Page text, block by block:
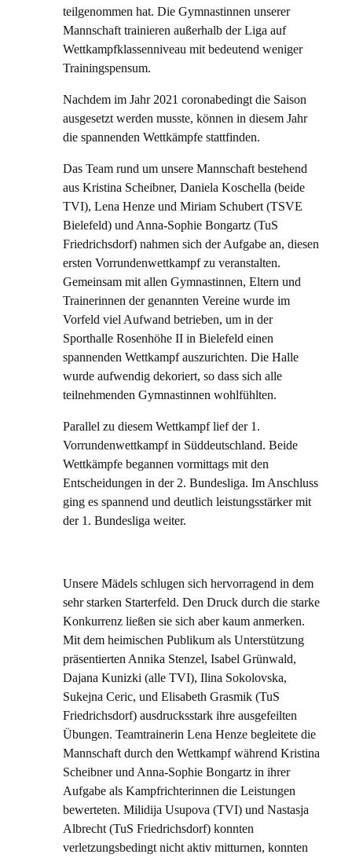
teilgenommen hat. Die Gymnastinnen unserer
Mannschaft trainieren außerhalb der Liga auf
Wettkampfklassenniveau mit bedeutend weniger
Trainingspensum.
Nachdem im Jahr 2021 coronabedingt die Saison
ausgesetzt werden musste, können in diesem Jahr
die spannenden Wettkämpfe stattfinden.
Das Team rund um unsere Mannschaft bestehend
aus Kristina Scheibner, Daniela Koschella (beide
TVI), Lena Henze und Miriam Schubert (TSVE
Bielefeld) und Anna-Sophie Bongartz (TuS
Friedrichsdorf) nahmen sich der Aufgabe an, diesen
ersten Vorrundenwettkampf zu veranstalten.
Gemeinsam mit allen Gymnastinnen, Eltern und
Trainerinnen der genannten Vereine wurde im
Vorfeld viel Aufwand betrieben, um in der
Sporthalle Rosenhöhe II in Bielefeld einen
spannenden Wettkampf auszurichten. Die Halle
wurde aufwendig dekoriert, so dass sich alle
teilnehmenden Gymnastinnen wohlfühlten.
Parallel zu diesem Wettkampf lief der 1.
Vorrundenwettkampf in Süddeutschland. Beide
Wettkämpfe begannen vormittags mit den
Entscheidungen in der 2. Bundesliga. Im Anschluss
ging es spannend und deutlich leistungsstärker mit
der 1. Bundesliga weiter.
Unsere Mädels schlugen sich hervorragend in dem
sehr starken Starterfeld. Den Druck durch die starke
Konkurrenz ließen sie sich aber kaum anmerken.
Mit dem heimischen Publikum als Unterstützung
präsentierten Annika Stenzel, Isabel Grünwald,
Dajana Kunizki (alle TVI), Ilina Sokolovska,
Sukejna Ceric, und Elisabeth Grasmik (TuS
Friedrichsdorf) ausdrucksstark ihre ausgefeilten
Übungen. Teamtrainerin Lena Henze begleitete die
Mannschaft durch den Wettkampf während Kristina
Scheibner und Anna-Sophie Bongartz in ihrer
Aufgabe als Kampfrichterinnen die Leistungen
bewerteten. Milidija Usupova (TVI) und Nastasja
Albrecht (TuS Friedrichsdorf) konnten
verletzungsbedingt nicht aktiv mitturnen, konnten